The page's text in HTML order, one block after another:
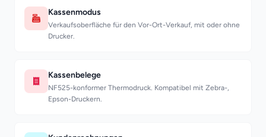
Kassenmodus
Verkaufsoberfläche für den Vor-Ort-Verkauf, mit oder ohne
Drucker.
Kassenbelege
NF525-konformer Thermodruck. Kompatibel mit Zebra-,
Epson-Druckern.